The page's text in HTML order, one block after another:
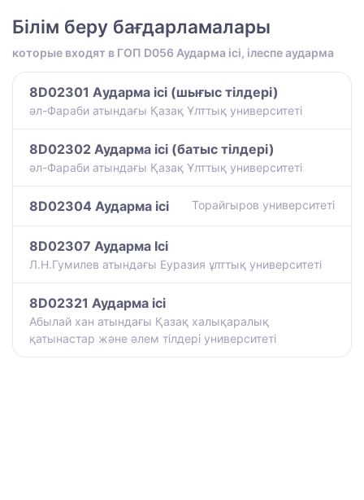
Білім беру бағдарламалары
которые входят в ГОП D056 Аударма ісі, ілеспе аударма
8D02301 Aударма ісі (шығыс тілдері)
әл-Фараби атындағы Қазақ Ұлттық университеті
8D02302 Аударма ісі (батыс тілдері)
әл-Фараби атындағы Қазақ Ұлттық университеті
8D02304 Аударма ісі Торайгыров университеті
8D02307 Аударма Ісі
Л.Н.Гумилев атындағы Еуразия ұлттық университеті
8D02321 Аударма ісі
Абылай хан атындағы Қазақ халықаралық
қатынастар және әлем тілдері университеті